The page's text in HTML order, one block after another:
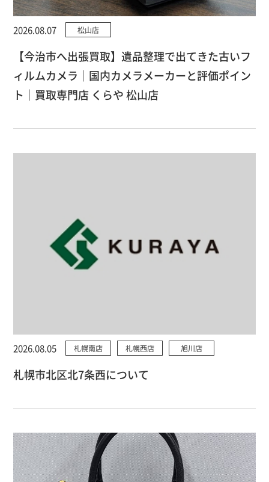
2026.08.07 松山店
【今治市へ出張買取】遺品整理で出てきた古いフ
ィルムカメラ｜国内カメラメーカーと評価ポイン
ト｜買取専門店 くらや 松山店
2026.08.05 札幌南店 札幌西店 旭川店
札幌市北区北7条西について